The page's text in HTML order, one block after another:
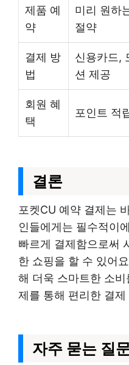
제품 예
약
미리 원하
절약
결제 방
법
신용카드,
션 제공
회원 혜
택
포인트 적
결론
포켓CU 예약 결제는
인들에게는 필수적이
빠르게 결제함으로써
한 쇼핑을 할 수 있어
해 더욱 스마트한 소
제를 통해 편리한 결
자주 묻는 질